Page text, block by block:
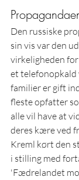
Den russiske
sin vis var den
virkeligheden
et telefonopkald
familier er gift
fleste opfatter
alle vil have at
deres kære ved
Kreml kørt den
i stilling med
'Fædrelandet